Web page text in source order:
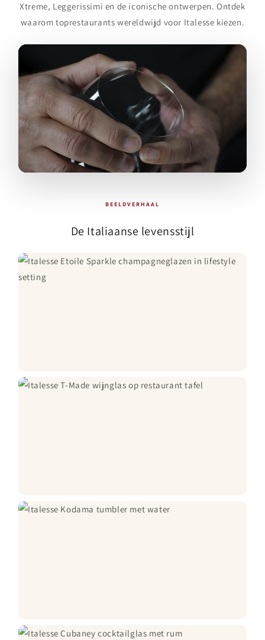
Xtreme, Leggerissimi en de iconische ontwerpen. Ontdek
waarom toprestaurants wereldwijd voor Italesse kiezen.
BEELDVERHAAL
De Italiaanse levensstijl